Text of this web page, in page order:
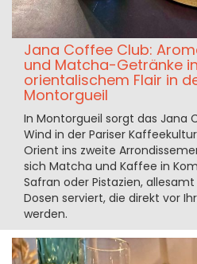
Jana Coffee Club:
und Matcha-Getränke
orientalischem Flair in
Montorgueil
In Montorgueil sorgt das Jana
Wind in der Pariser
Orient ins zweite
sich Matcha und Kaffee in
Safran oder Pistazien,
Dosen serviert, die direkt vor
werden.